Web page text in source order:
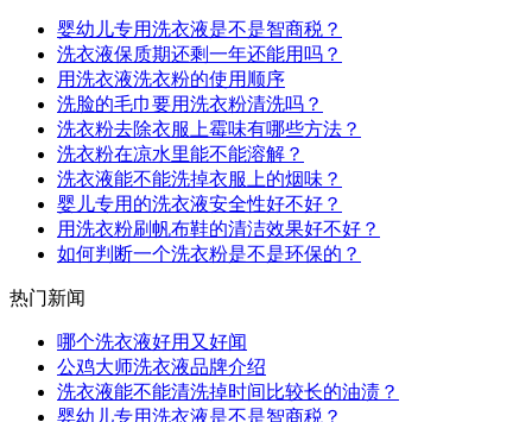
婴幼儿专用洗衣液是不是智商税？
洗衣液保质期还剩一年还能用吗？
用洗衣液洗衣粉的使用顺序
洗脸的毛巾要用洗衣粉清洗吗？
洗衣粉去除衣服上霉味有哪些方法？
洗衣粉在凉水里能不能溶解？
洗衣液能不能洗掉衣服上的烟味？
婴儿专用的洗衣液安全性好不好？
用洗衣粉刷帆布鞋的清洁效果好不好？
如何判断一个洗衣粉是不是环保的？
热门新闻
哪个洗衣液好用又好闻
公鸡大师洗衣液品牌介绍
洗衣液能不能清洗掉时间比较长的油渍？
婴幼儿专用洗衣液是不是智商税？